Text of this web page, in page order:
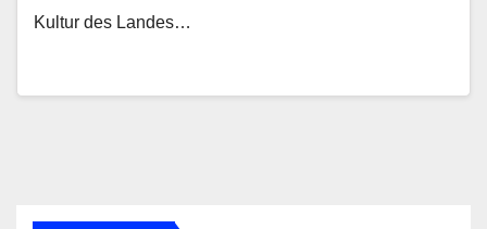
Kultur des Landes…